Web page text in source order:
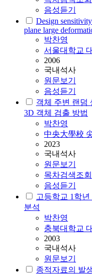
음성듣기
Design
plane large
박찬영
서울대학교
2006
국내석사
원문보기
음성듣기
객체 주변 랜덤
3D 객체 검출 방법
박찬영
中央大學校
2023
국내석사
원문보기
목차검색조회
음성듣기
고등학교 1학
분석
박찬영
충북대학교
2003
국내석사
원문보기
종적자료의 발